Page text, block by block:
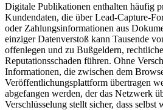
Digitale Publikationen enthalten häufig
Kundendaten, die über Lead-Capture-
oder Zahlungsinformationen aus
einziger Datenverstoß kann Tausende
offenlegen und zu Bußgeldern,
Reputationsschaden führen. Ohne
Informationen, die zwischen dem
Veröffentlichungsplattform übertragen
abgefangen werden, der das Netzwerk
Verschlüsselung stellt sicher, dass